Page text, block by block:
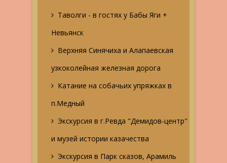
Таволги - в гостях у Бабы Яги +
Невьянск
Верхняя Синячиха и Алапаевская
узкоколейная железная дорога
Катание на собачьих упряжках в
п.Медный
Экскурсия в г.Ревда "Демидов-центр"
и музей истории казачества
Экскурсия в Парк сказов, Арамиль